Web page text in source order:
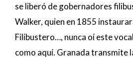
se liberó de gobernadores
Walker, quien en 1855
Filibustero…, nunca oí este
como aquí. Granada transmite